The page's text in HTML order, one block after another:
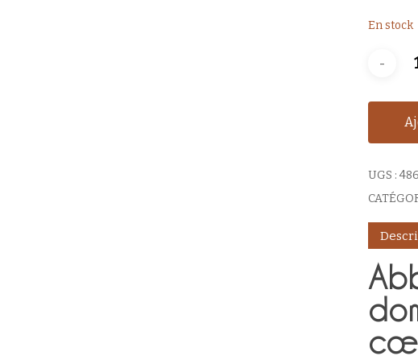
En stock
UGS :